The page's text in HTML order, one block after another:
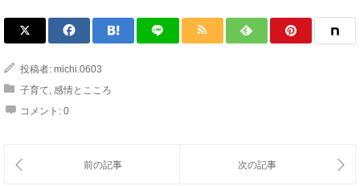
投稿者: michi.0603
子育て, 感情とこころ
コメント: 0